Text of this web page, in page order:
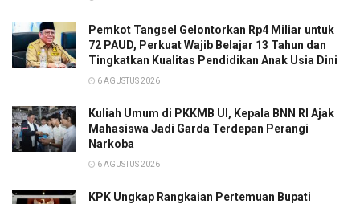
Pemkot Tangsel Gelontorkan Rp4 Miliar untuk
72 PAUD, Perkuat Wajib Belajar 13 Tahun dan
Tingkatkan Kualitas Pendidikan Anak Usia Dini
6 AGUSTUS 2026
Kuliah Umum di PKKMB UI, Kepala BNN RI Ajak
Mahasiswa Jadi Garda Terdepan Perangi
Narkoba
6 AGUSTUS 2026
KPK Ungkap Rangkaian Pertemuan Bupati